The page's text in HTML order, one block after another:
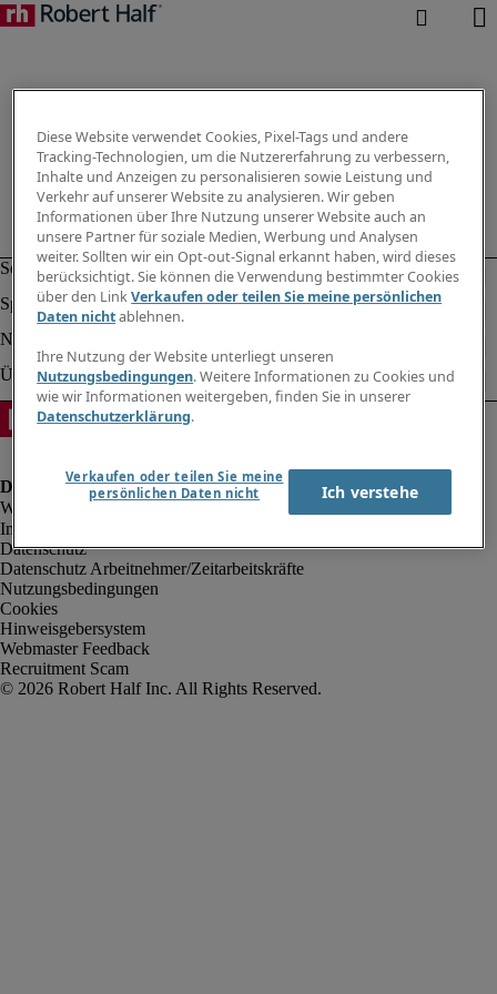
Impressum
Datenschutz
Datenschutz Arbeitnehmer/Zeitarbeitskräfte
Nutzungsbedingungen
Cookies
Hinweisgebersystem
Webmaster Feedback
Recruitment Scam
Diese Website verwendet Cookies, Pixel-Tags und andere
Tracking-Technologien, um die Nutzererfahrung zu verbessern,
Inhalte und Anzeigen zu personalisieren sowie Leistung und
Verkehr auf unserer Website zu analysieren. Wir geben
Informationen über Ihre Nutzung unserer Website auch an
unsere Partner für soziale Medien, Werbung und Analysen
weiter. Sollten wir ein Opt-out-Signal erkannt haben, wird dieses
berücksichtigt. Sie können die Verwendung bestimmter Cookies
über den LinkVerkaufen oder teilen Sie meine persönlichen
Daten nichtablehnen.
Ihre Nutzung der Website unterliegt unseren
Nutzungsbedingungen. Weitere Informationen zu Cookies und
wie wir Informationen weitergeben, finden Sie in unserer
Datenschutzerklärung.
Verkaufen oder teilen Sie meine
persönlichen Daten nicht
Ich verstehe